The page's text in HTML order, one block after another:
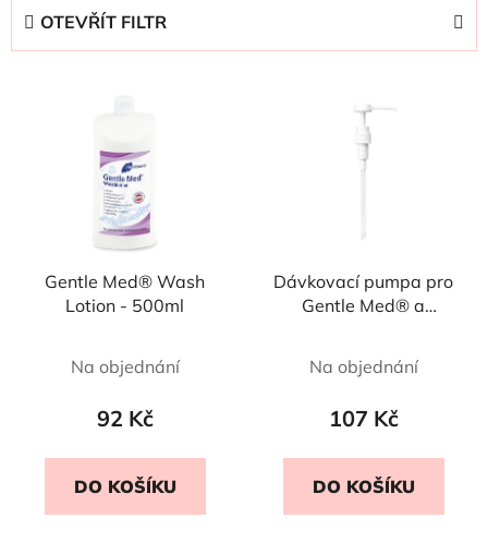
OTEVŘÍT FILTR
Gentle Med® Wash
Lotion - 500ml
Na objednání
92 Kč
DO KOŠÍKU
Dávkovací pumpa pro
Gentle Med® a
Na objednání
107 Kč
DO KOŠÍKU